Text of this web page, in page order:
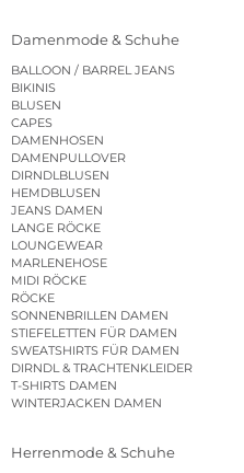
Damenmode & Schuhe
BALLOON / BARREL JEANS
BIKINIS
BLUSEN
CAPES
DAMENHOSEN
DAMENPULLOVER
DIRNDLBLUSEN
HEMDBLUSEN
JEANS DAMEN
LANGE RÖCKE
LOUNGEWEAR
MARLENEHOSE
MIDI RÖCKE
RÖCKE
SONNENBRILLEN DAMEN
STIEFELETTEN FÜR DAMEN
SWEATSHIRTS FÜR DAMEN
DIRNDL & TRACHTENKLEIDER
T-SHIRTS DAMEN
WINTERJACKEN DAMEN
Herrenmode & Schuhe